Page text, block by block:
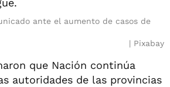
ante el aumento de casos de
Pixabay
que Nación continúa
autoridades de las provincias